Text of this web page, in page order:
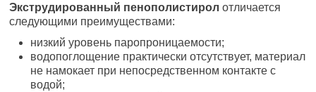
Экструдированный пенополистирол отличается
следующими преимуществами:
низкий уровень паропроницаемости;
водопоглощение практически отсутствует, материал
не намокает при непосредственном контакте с
водой;